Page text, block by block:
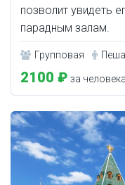
позволит увидеть
парадным залам.
Групповая
2100 ₽ за человека